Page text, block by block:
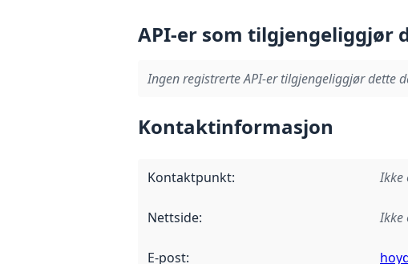
API-er som tilgjengeliggjør
Ingen registrerte API-er tilgjengeliggjør dette
Kontaktinformasjon
Kontaktpunkt: Ikke
Nettside: Ikke
E-post: